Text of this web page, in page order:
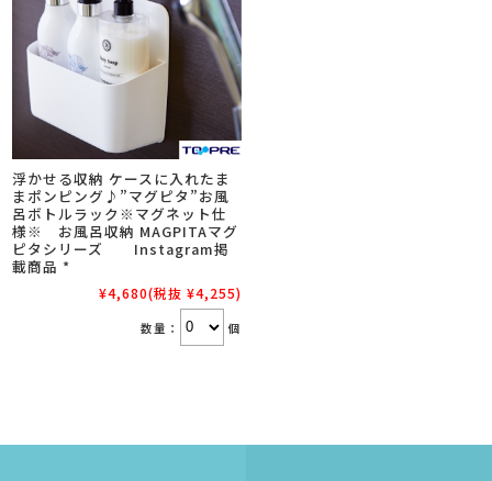
浮かせる収納 ケースに入れたま
まポンピング♪”マグピタ”お風
呂ボトルラック※マグネット仕
様※ お風呂収納 MAGPITAマグ
ピタシリーズ Instagram掲
載商品 *
¥4,680(税抜 ¥4,255)
数量： 個